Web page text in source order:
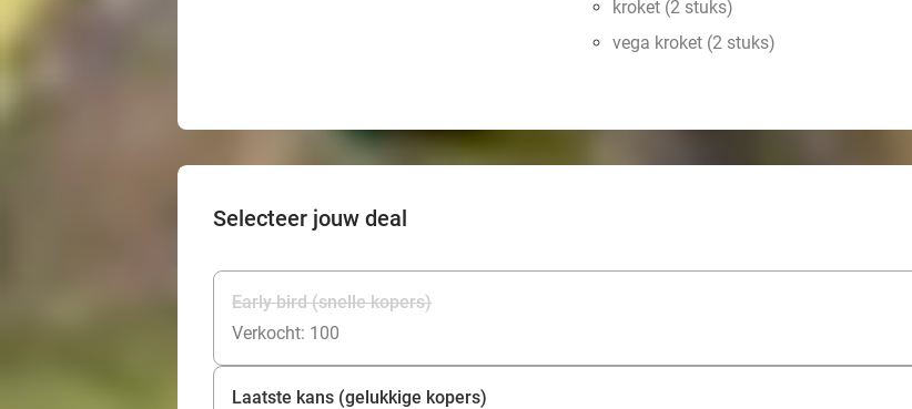
kroket (2 stuks)
vega kroket (2 stuks)
Selecteer jouw deal
Early bird (snelle kopers)
Verkocht: 100
Laatste kans (gelukkige kopers)